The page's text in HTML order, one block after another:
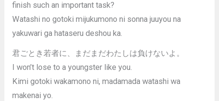
finish such an important task?
Watashi no gotoki mijukumono ni sonna juuyou na
yakuwari ga hataseru deshou ka.
君ごとき若者に、まだまだわたしは負けないよ。
I won’t lose to a youngster like you.
Kimi gotoki wakamono ni, madamada watashi wa
makenai yo.